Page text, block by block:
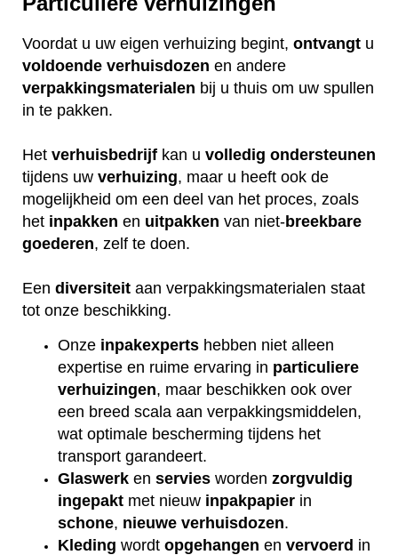
Voordat u uw eigen verhuizing begint, ontvangt u
voldoende verhuisdozen en andere
verpakkingsmaterialen bij u thuis om uw spullen
in te pakken.
Het verhuisbedrijf kan u volledig ondersteunen
tijdens uw verhuizing, maar u heeft ook de
mogelijkheid om een deel van het proces, zoals
het inpakken en uitpakken van niet-breekbare
goederen, zelf te doen.
Een diversiteit aan verpakkingsmaterialen staat
tot onze beschikking.
Onze inpakexperts hebben niet alleen
expertise en ruime ervaring in particuliere
verhuizingen, maar beschikken ook over
een breed scala aan verpakkingsmiddelen,
wat optimale bescherming tijdens het
transport garandeert.
Glaswerk en servies worden zorgvuldig
ingepakt met nieuw inpakpapier in
schone, nieuwe verhuisdozen.
Kleding wordt opgehangen en vervoerd in